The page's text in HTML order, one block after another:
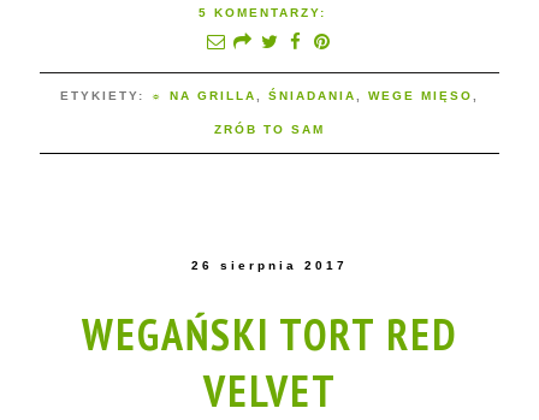
5 KOMENTARZY:
ETYKIETY: ☼ NA GRILLA ŚNIADANIA WEGE MIĘSO
ZRÓB TO SAM
26 sierpnia 2017
WEGAŃSKI TORT RED
VELVET